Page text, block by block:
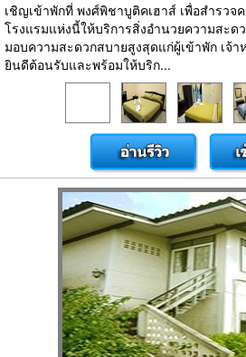
เชิญเข้าพักที่ พงศ์พิชาบูติคเฮาส์ เพื่อสำรว
โรงแรมแห่งนี้ให้บริการสิ่งอำนวยความสะด
มอบความสะดวกสบายสูงสุดแก่ผู้เข้าพัก เจ้
ยินดีต้อนรับและพร้อมให้บริก...